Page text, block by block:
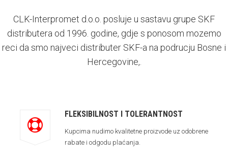
CLK-Interpromet d.o.o. posluje u sastavu grupe SKF
distributera od 1996. godine, gdje s ponosom mozemo
reci da smo najveci distributer SKF-a na podrucju Bosne i
Hercegovine,.
FLEKSIBILNOST I TOLERANTNOST
Kupcima nudimo kvalitetne proizvode uz odobrene
rabate i odgodu plaćanja.